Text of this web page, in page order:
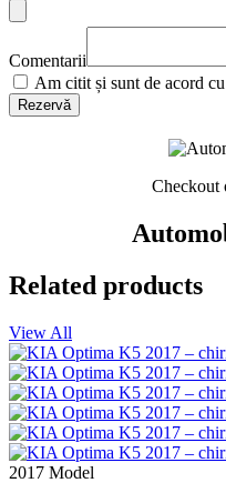
Comentarii
Am citit și sunt de acord cu
Rezervă
Checkout
Related products
View All
2017 Model